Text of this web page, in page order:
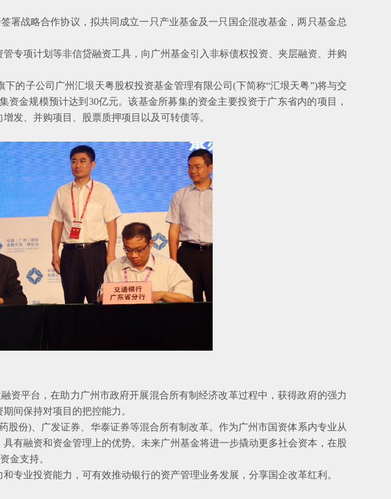
战略合作协议，拟共同成立一只产业基金及一只国企混改基金，两只基金总
项计划等非信贷融资工具，向广州基金引入非标债权投资、夹层融资、并购
子公司广州汇垠天粤股权投资基金管理有限公司(下简称“汇垠天粤”)将与交
资金规模预计达到30亿元。该基金所募集的资金主要投资于广东省内的项目，
发、并购项目、股票质押项目以及可转债等。
平台，在助力广州市政府开展混合所有制经济改革过程中，获得政府的强力
间保持对项目的把控能力。
份)、广发证券、华泰证券等混合所有制改革。作为广州市国资体系内专业从
有融资和资金管理上的优势。未来广州基金将进一步撬动更多社会资本，在股
金支持。
业投资能力，可有效推动银行的资产管理业务发展，分享国企改革红利。